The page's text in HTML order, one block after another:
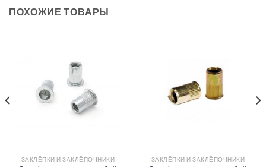
ПОХОЖИЕ ТОВАРЫ
ЗАКЛЁПКИ И ЗАКЛЁПОЧНИКИ ЗАКЛЁПКИ И ЗАКЛЁПОЧНИКИ